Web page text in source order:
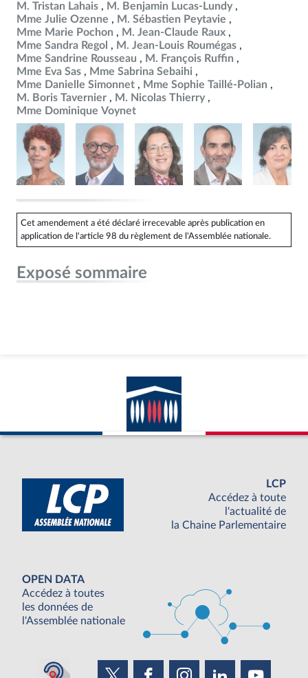
M. Tristan Lahais
M. Benjamin Lucas-Lundy
Mme Julie Ozenne
M. Sébastien Peytavie
Mme Marie Pochon
M. Jean-Claude Raux
Mme Sandra Regol
M. Jean-Louis Roumégas
Mme Sandrine Rousseau
M. François Ruffin
Mme Eva Sas
Mme Sabrina Sebaihi
Mme Danielle Simonnet
Mme Sophie Taillé-Polian
M. Boris Tavernier
M. Nicolas Thierry
Mme Dominique Voynet
Cet amendement a été déclaré irrecevable après publication en
application de l'article 98 du règlement de l'Assemblée nationale.
Exposé sommaire
LCP
Accédez à toute
l'actualité de
la Chaine Parlementaire
OPEN DATA
Accédez à toutes
les données de
l'Assemblée nationale